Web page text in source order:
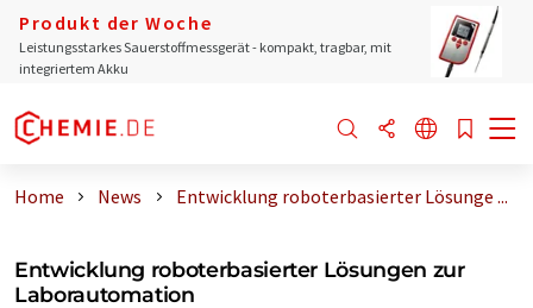
Produkt der Woche
Leistungsstarkes Sauerstoffmessgerät - kompakt, tragbar, mit
integriertem Akku
Home News Entwicklung roboterbasierter Lösunge ...
Entwicklung roboterbasierter Lösungen zur
Laborautomation